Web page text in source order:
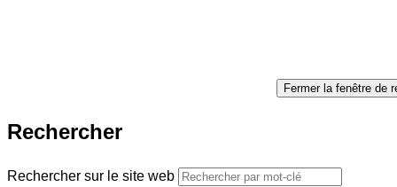
Fermer la fenêtre de
Rechercher
Rechercher sur le site web